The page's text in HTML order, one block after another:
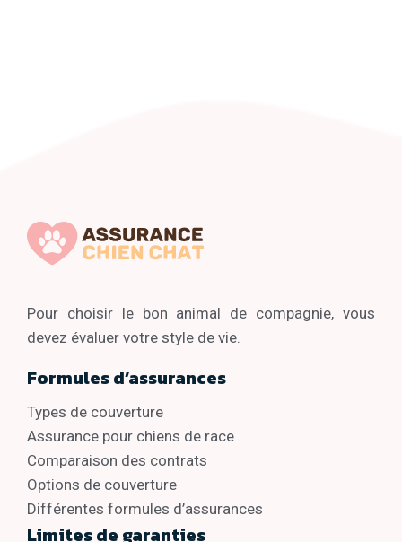
Pour choisir le bon animal de compagnie, vous
devez évaluer votre style de vie.
Formules d’assurances
Types de couverture
Assurance pour chiens de race
Comparaison des contrats
Options de couverture
Différentes formules d’assurances
Limites de garanties